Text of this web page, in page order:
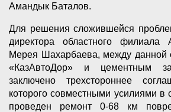
Амандык Баталов.
Для решения сложившейся
директора областного
Мерея Шахарбаева, между данной
«КазАвтоДор» и цементным
заключено трехстороннее
которого совместными усилиями в
проведен ремонт 0-68 км